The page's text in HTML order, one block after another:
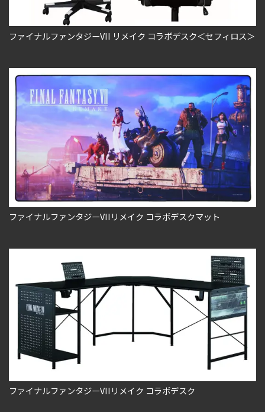
ファイナルファンタジーVII リメイク コラボデスク＜セフィロス＞
ファイナルファンタジーVIIリメイク コラボデスクマット
ファイナルファンタジーVIIリメイク コラボデスク